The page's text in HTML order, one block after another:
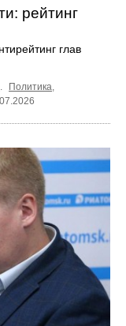
рейтинг
глав
. Политика,